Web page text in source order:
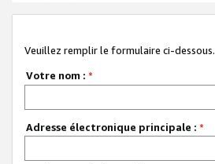
Veuillez remplir le formulaire ci-dessous.
Votre nom : *
Adresse électronique principale : *